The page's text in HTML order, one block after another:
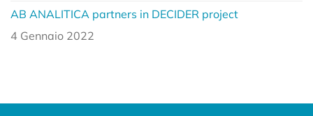
AB ANALITICA partners in DECIDER project
4 Gennaio 2022